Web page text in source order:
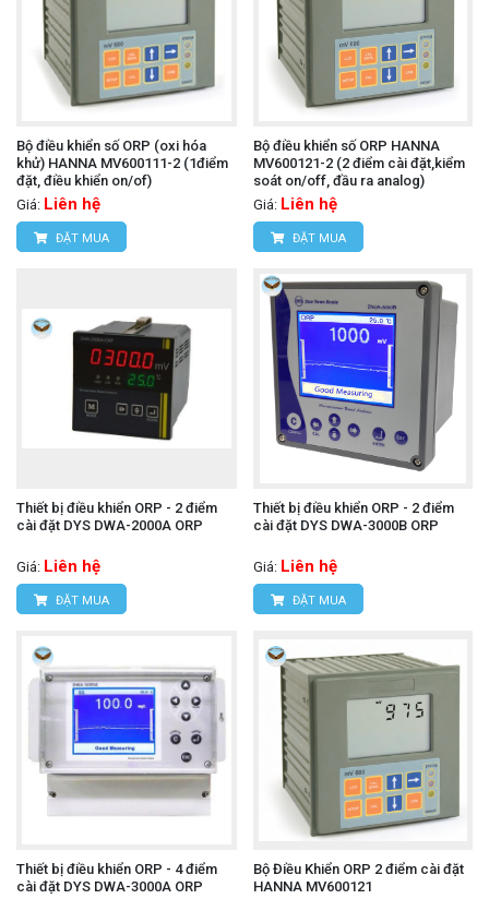
Bộ điều khiển số ORP (oxi hóa
khử) HANNA MV600111-2 (1điểm
đặt, điều khiển on/of)
Giá: Liên hệ
ĐẶT MUA
Bộ điều khiển số ORP HANNA
MV600121-2 (2 điểm cài đặt,kiểm
soát on/off, đầu ra analog)
Giá: Liên hệ
ĐẶT MUA
Thiết bị điều khiển ORP - 2 điểm
cài đặt DYS DWA-2000A ORP
Giá: Liên hệ
ĐẶT MUA
Thiết bị điều khiển ORP - 2 điểm
cài đặt DYS DWA-3000B ORP
Giá: Liên hệ
ĐẶT MUA
Thiết bị điều khiển ORP - 4 điểm
cài đặt DYS DWA-3000A ORP
Bộ Điều Khiển ORP 2 điểm cài đặt
HANNA MV600121